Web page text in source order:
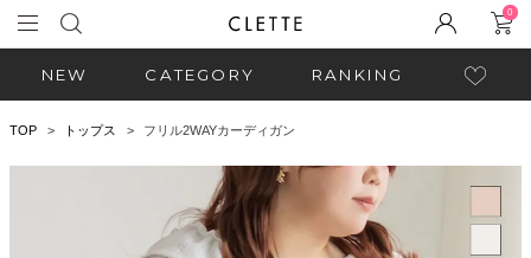
0
NEW CATEGORY RANKING
TOP トップス フリル2WAYカーディガン